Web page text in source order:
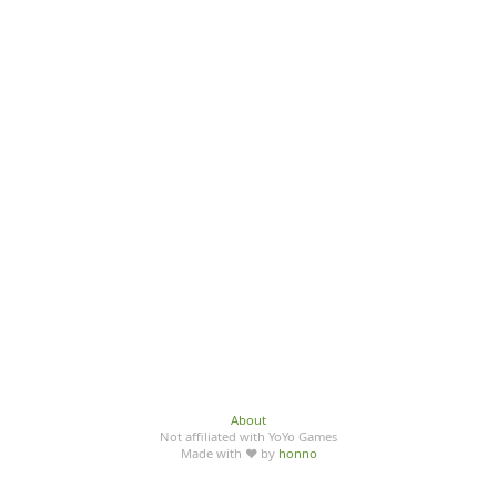
About
Not affiliated with YoYo Games
Made with ♥ by honno